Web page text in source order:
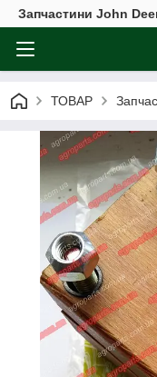
Запчастини John
ТОВАР